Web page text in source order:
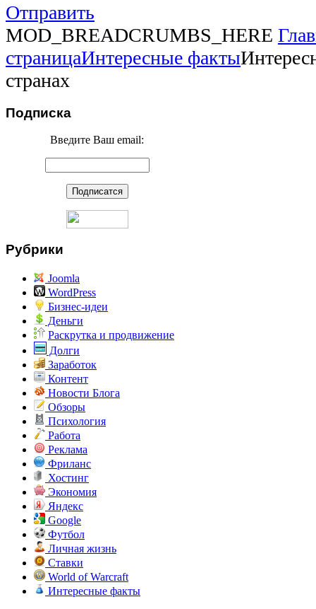
Отправить
MOD_BREADCRUMBS_HERE
страницаИнтересные факты
странах
Подписка
Введите Ваш email:
Рубрики
Joomla
WordPress
Бизнес-идеи
Деньги
Раскрутка и продвижение
Долги
Заработок
Контент
Новости Блога
Обзоры
Психология
Работа
Реклама
Фриланс
Хостинг
Экономия
Яндекс
Google
Футбол
Личная жизнь
Ставки
World of Warcraft
Интересные факты